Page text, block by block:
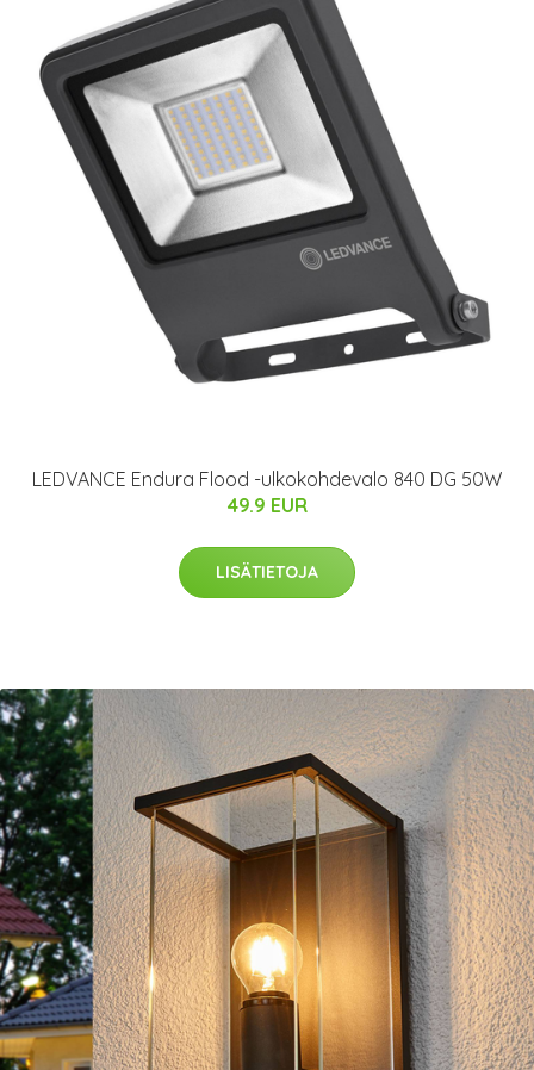
LEDVANCE Endura Flood -ulkokohdevalo 840 DG 50W
49.9 EUR
LISÄTIETOJA